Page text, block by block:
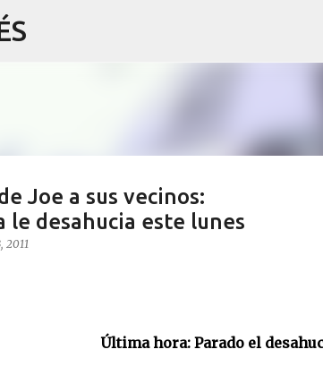
Joe a sus vecinos:
le desahucia este lunes
2011
Última hora: Parado el desahucio. Se